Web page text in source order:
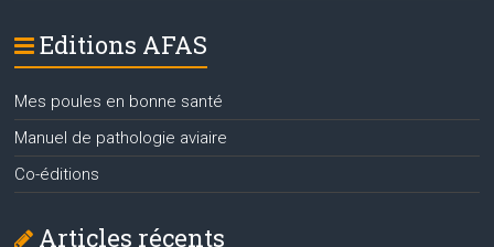
Editions AFAS
Mes poules en bonne santé
Manuel de pathologie aviaire
Co-éditions
Articles récents